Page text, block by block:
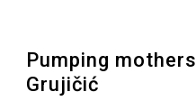
Pumping
Grujičić